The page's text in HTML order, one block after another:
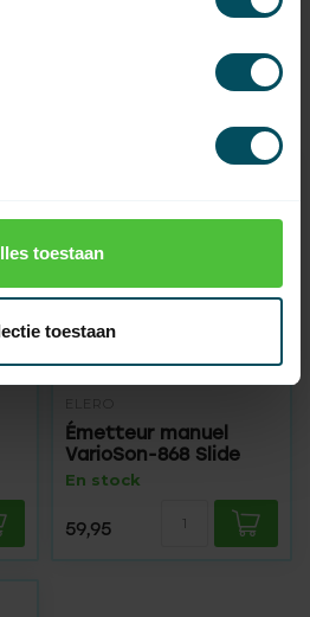
toestaan
toestaan
Émetteur manuel
VarioSon-868 Slide
En stock
59,95